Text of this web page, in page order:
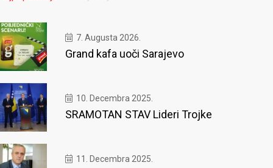
7. Augusta 2026.
Grand kafa uoči Sarajevo
10. Decembra 2025.
SRAMOTAN STAV Lideri Trojke
11. Decembra 2025.